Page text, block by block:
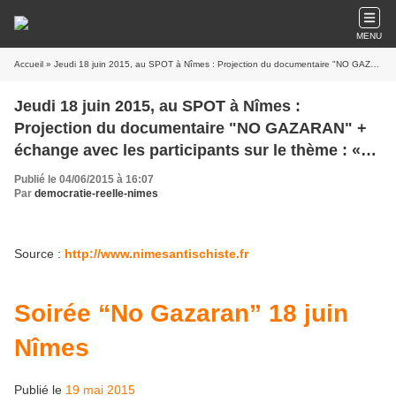
MENU
Accueil » Jeudi 18 juin 2015, au SPOT à Nîmes : Projection du documentaire "NO GAZARAN" + échange avec les participants sur le thème : « Mobilisations et initiatives citoyennes pour une transition énergétique »
Jeudi 18 juin 2015, au SPOT à Nîmes :
Projection du documentaire "NO GAZARAN" +
échange avec les participants sur le thème : «
Mobilisations et initiatives citoyennes pour une
transition énergétique »
Publié le 04/06/2015 à 16:07
Par democratie-reelle-nimes
Source : http://www.nimesantischiste.fr
Soirée “No Gazaran” 18 juin
Nîmes
Publié le 19 mai 2015